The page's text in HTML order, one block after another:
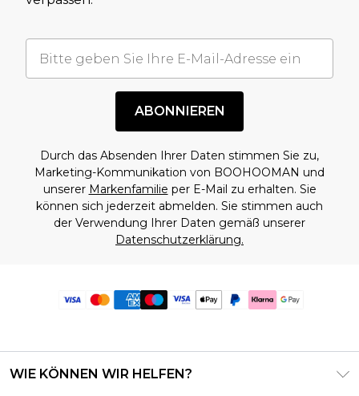
ABONNIEREN
Durch das Absenden Ihrer Daten stimmen Sie zu,
Marketing-Kommunikation von BOOHOOMAN und
unserer Markenfamilie per E-Mail zu erhalten. Sie
können sich jederzeit abmelden. Sie stimmen auch
der Verwendung Ihrer Daten gemäß unserer
Datenschutzerklärung.
WIE KÖNNEN WIR HELFEN?